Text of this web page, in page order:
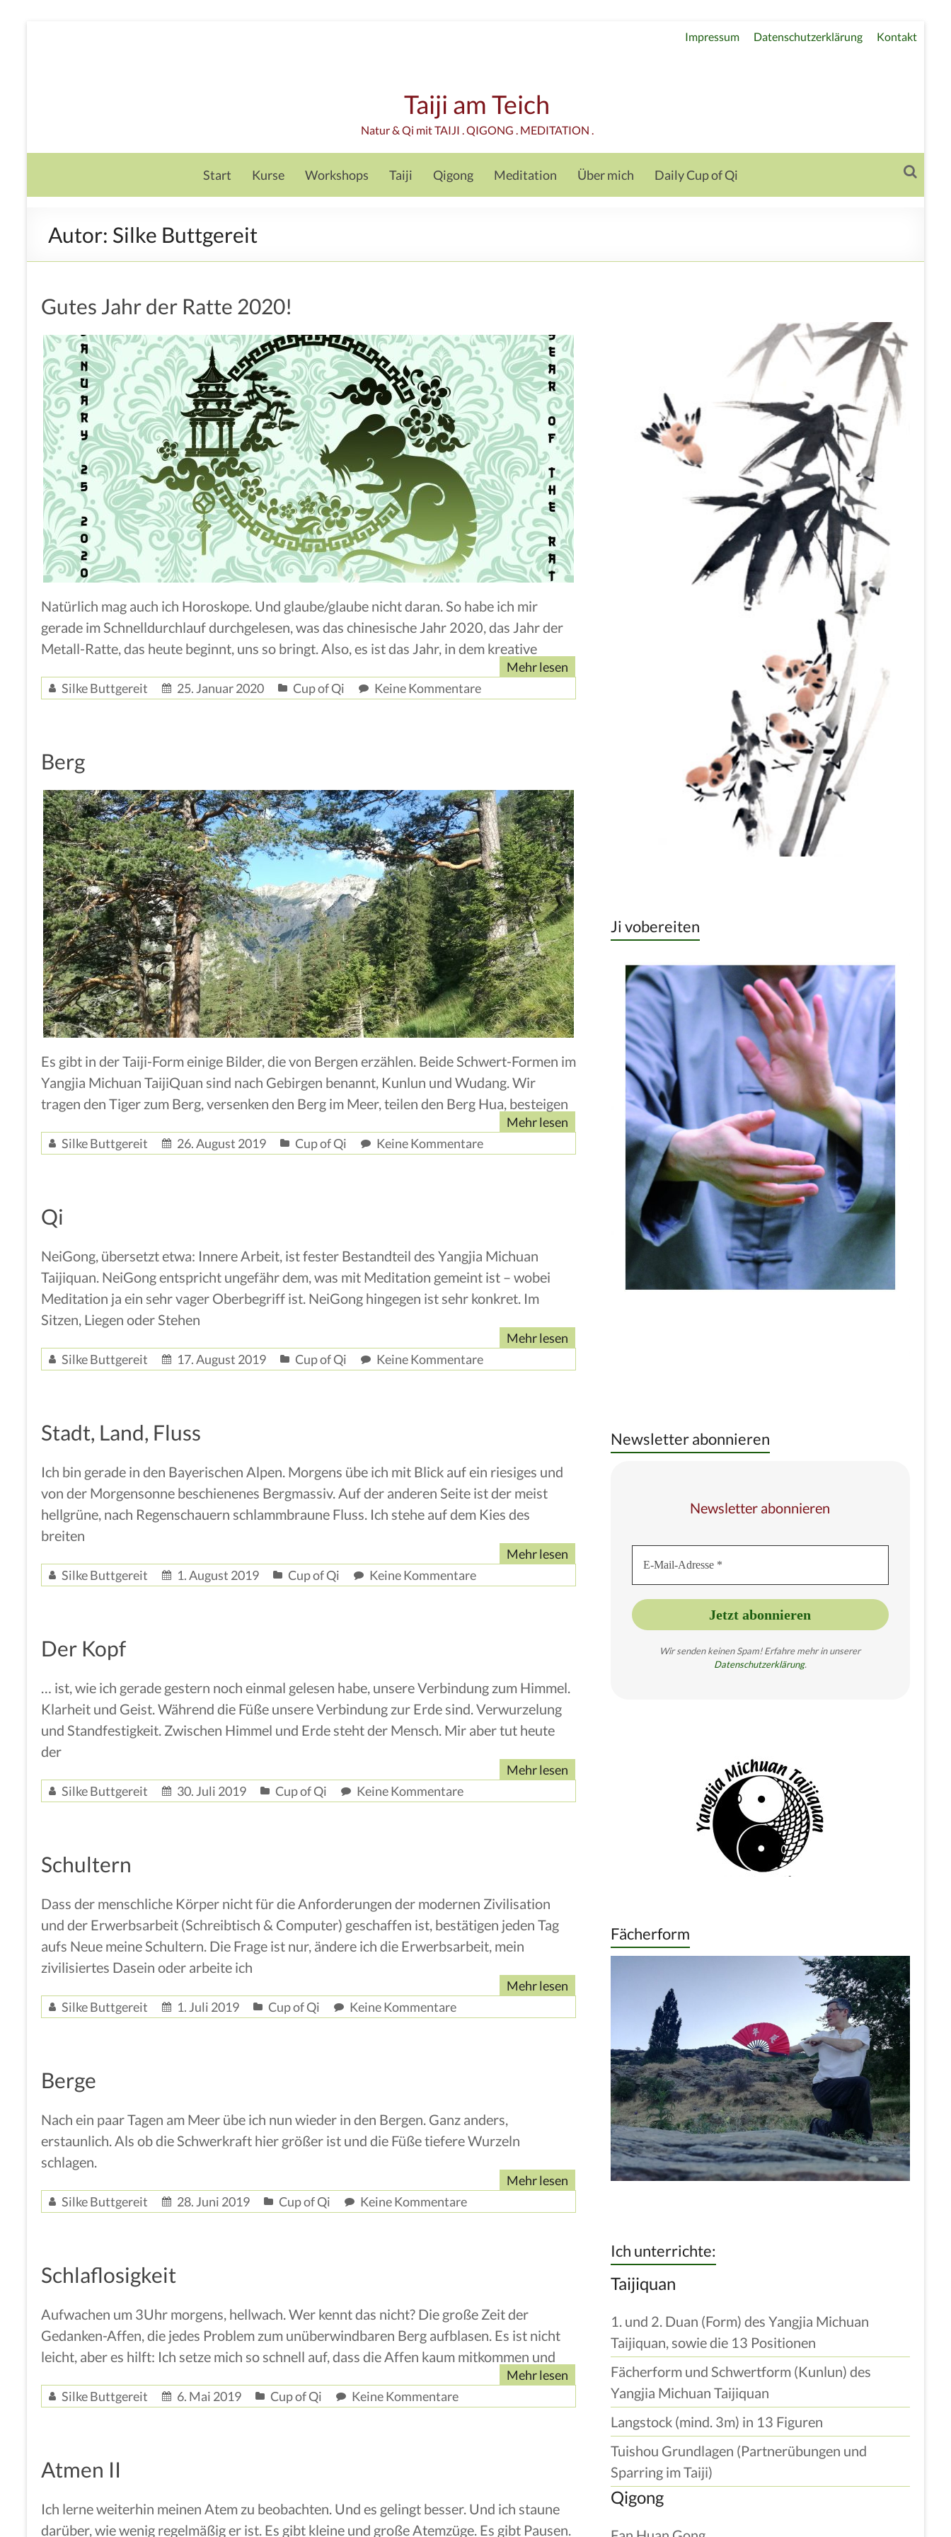
Impressum Datenschutzerklärung Kontakt
Taiji am Teich
Natur & Qi mit TAIJI . QIGONG . MEDITATION .
Start Kurse Workshops Taiji Qigong Meditation Über mich Daily Cup of Qi
Autor: Silke Buttgereit
Gutes Jahr der Ratte 2020!
Natürlich mag auch ich Horoskope. Und glaube/glaube nicht daran. So habe ich mir
gerade im Schnelldurchlauf durchgelesen, was das chinesische Jahr 2020, das Jahr der
Metall-Ratte, das heute beginnt, uns so bringt. Also, es ist das Jahr, in dem kreative
Silke Buttgereit 25. Januar 2020 Cup of Qi Keine Kommentare
Mehr lesen
Berg
Es gibt in der Taiji-Form einige Bilder, die von Bergen erzählen. Beide Schwert-Formen im
Yangjia Michuan TaijiQuan sind nach Gebirgen benannt, Kunlun und Wudang. Wir
tragen den Tiger zum Berg, versenken den Berg im Meer, teilen den Berg Hua, besteigen
Silke Buttgereit 26. August 2019 Cup of Qi Keine Kommentare
Mehr lesen
Qi
NeiGong, übersetzt etwa: Innere Arbeit, ist fester Bestandteil des Yangjia Michuan
Taijiquan. NeiGong entspricht ungefähr dem, was mit Meditation gemeint ist – wobei
Meditation ja ein sehr vager Oberbegriff ist. NeiGong hingegen ist sehr konkret. Im
Sitzen, Liegen oder Stehen
Silke Buttgereit 17. August 2019 Cup of Qi Keine Kommentare
Mehr lesen
Stadt, Land, Fluss
Ich bin gerade in den Bayerischen Alpen. Morgens übe ich mit Blick auf ein riesiges und
von der Morgensonne beschienenes Bergmassiv. Auf der anderen Seite ist der meist
hellgrüne, nach Regenschauern schlammbraune Fluss. Ich stehe auf dem Kies des
breiten
Silke Buttgereit 1. August 2019 Cup of Qi Keine Kommentare
Mehr lesen
Der Kopf
… ist, wie ich gerade gestern noch einmal gelesen habe, unsere Verbindung zum Himmel.
Klarheit und Geist. Während die Füße unsere Verbindung zur Erde sind. Verwurzelung
und Standfestigkeit. Zwischen Himmel und Erde steht der Mensch. Mir aber tut heute
der
Silke Buttgereit 30. Juli 2019 Cup of Qi Keine Kommentare
Mehr lesen
Schultern
Dass der menschliche Körper nicht für die Anforderungen der modernen Zivilisation
und der Erwerbsarbeit (Schreibtisch & Computer) geschaffen ist, bestätigen jeden Tag
aufs Neue meine Schultern. Die Frage ist nur, ändere ich die Erwerbsarbeit, mein
zivilisiertes Dasein oder arbeite ich
Silke Buttgereit 1. Juli 2019 Cup of Qi Keine Kommentare
Mehr lesen
Berge
Nach ein paar Tagen am Meer übe ich nun wieder in den Bergen. Ganz anders,
erstaunlich. Als ob die Schwerkraft hier größer ist und die Füße tiefere Wurzeln
schlagen.
Silke Buttgereit 28. Juni 2019 Cup of Qi Keine Kommentare
Mehr lesen
Schlaflosigkeit
Aufwachen um 3Uhr morgens, hellwach. Wer kennt das nicht? Die große Zeit der
Gedanken-Affen, die jedes Problem zum unüberwindbaren Berg aufblasen. Es ist nicht
leicht, aber es hilft: Ich setze mich so schnell auf, dass die Affen kaum mitkommen und
Silke Buttgereit 6. Mai 2019 Cup of Qi Keine Kommentare
Mehr lesen
Atmen II
Ich lerne weiterhin meinen Atem zu beobachten. Und es gelingt besser. Und ich staune
darüber, wie wenig regelmäßig er ist. Es gibt kleine und große Atemzüge. Es gibt Pausen.
Ji vobereiten
Newsletter abonnieren
Newsletter abonnieren
Wir senden keinen Spam! Erfahre mehr in unserer
Datenschutzerklärung.
Fächerform
Ich unterrichte:
Taijiquan
1. und 2. Duan (Form) des Yangjia Michuan
Taijiquan, sowie die 13 Positionen
Fächerform und Schwertform (Kunlun) des
Yangjia Michuan Taijiquan
Langstock (mind. 3m) in 13 Figuren
Tuishou Grundlagen (Partnerübungen und
Sparring im Taiji)
Qigong